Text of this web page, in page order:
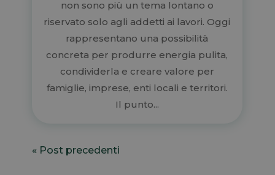
non sono più un tema lontano o
riservato solo agli addetti ai lavori. Oggi
rappresentano una possibilità
concreta per produrre energia pulita,
condividerla e creare valore per
famiglie, imprese, enti locali e territori.
Il punto...
« Post precedenti